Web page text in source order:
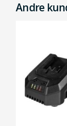
Andre